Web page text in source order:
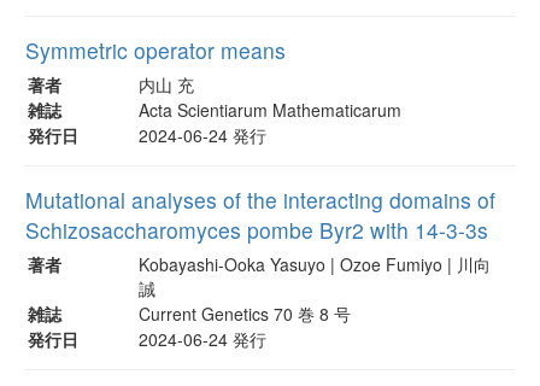
Symmetric operator means
著者
内山 充
雑誌
Acta Scientiarum Mathematicarum
発行日
2024-06-24 発行
Mutational analyses of the interacting domains of
Schizosaccharomyces pombe Byr2 with 14-3-3s
著者
Kobayashi-Ooka Yasuyo | Ozoe Fumiyo | 川向
誠
雑誌
Current Genetics 70 巻 8 号
発行日
2024-06-24 発行